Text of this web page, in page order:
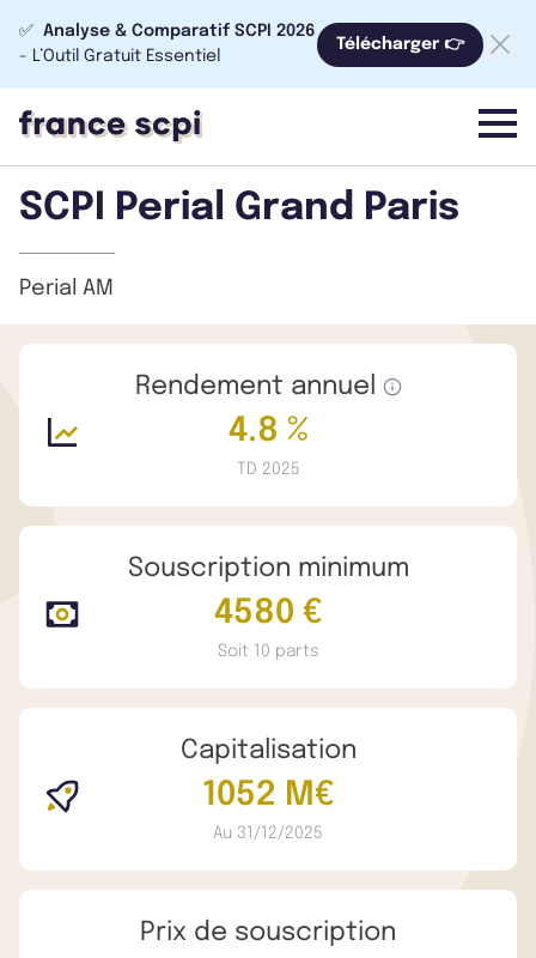
✅ Analyse & Comparatif SCPI 2026
- L’Outil Gratuit Essentiel
Télécharger 👉
menu
SCPI Perial Grand Paris
Perial AM
Rendement annuel
4.8 %
TD 2025
Souscription minimum
4580 €
Soit 10 parts
Capitalisation
1052 M€
Au 31/12/2025
Prix de souscription